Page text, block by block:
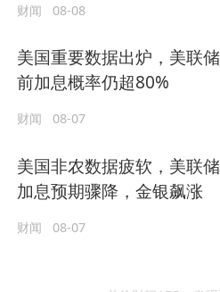
财闻 08-08
美国重要数据出炉，美联
前加息概率仍超80%
财闻 08-07
美国非农数据疲软，美联
加息预期骤降，金银飙涨
财闻 08-07